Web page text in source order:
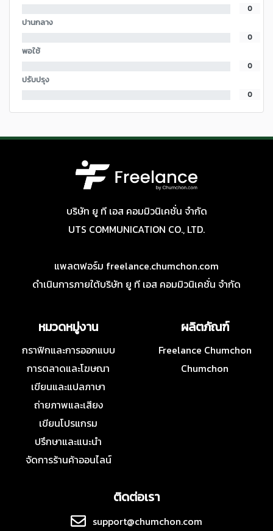
0
ปานกลาง
0
พอใช้
0
ปรับปรุง
0
บริษัท ยู ที เอส คอมมิวนิเคชั่น จำกัด
UTS COMMUNICATION CO., LTD.
แพลตฟอร์ม freelance.chumchon.com
ดำเนินการภายใต้บริษัท ยู ที เอส คอมมิวนิเคชั่น จำกัด
หมวดหมู่งาน
กราฟิกและการออกแบบ
การตลาดและโฆษณา
เขียนและแปลภาษา
ถ่ายภาพและเสียง
เขียนโปรแกรม
ปรึกษาและแนะนำ
จัดการร้านค้าออนไลน์
ผลิตภัณฑ์
Freelance Chumchon
Chumchon
ติดต่อเรา
support@chumchon.com